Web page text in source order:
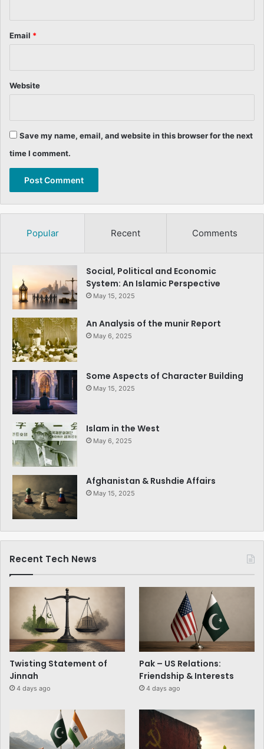
Email *
Website
Save my name, email, and website in this browser for the next
time I comment.
Popular Recent Comments
Social, Political and Economic
System: An Islamic Perspective
May 15, 2025
An Analysis of the munir Report
May 6, 2025
Some Aspects of Character Building
May 15, 2025
Islam in the West
May 6, 2025
Afghanistan & Rushdie Affairs
May 15, 2025
Recent Tech News
Twisting Statement of
Jinnah
4 days ago
Pak – US Relations:
Friendship & Interests
4 days ago